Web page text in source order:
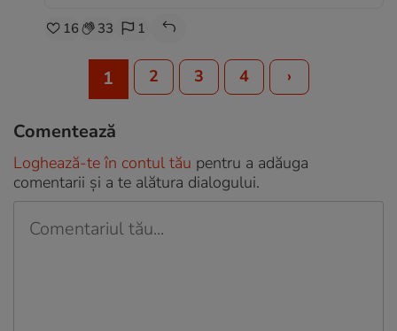
16 33 1
1 2 3 4 ›
Comentează
Loghează-te în contul tău pentru a adăuga
comentarii și a te alătura dialogului.